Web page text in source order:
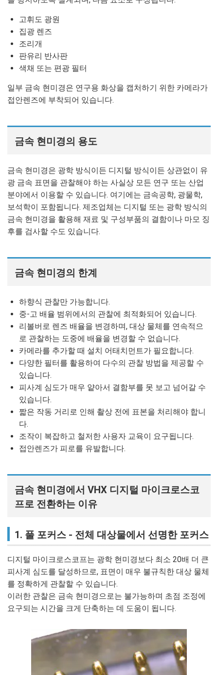
고휘도 광원
집광 렌즈
조리개
판유리 반사판
색채 또는 편광 필터
일부 금속 현미경은 연구용 화상을 캡처하기 위한 카메라가
접안렌즈에 부착되어 있습니다.
금속 현미경의 용도
금속 현미경은 광학 방식이든 디지털 방식이든 상관없이 유
광 금속 표면을 관찰해야 하는 사실상 모든 연구 또는 산업
분야에서 이용할 수 있습니다. 여기에는 금속공학, 광물학,
보석학이 포함됩니다. 제조업체는 디지털 또는 광학 방식의
금속 현미경을 활용해 재료 및 구성부품의 결함이나 마모 징
후를 검사할 수도 있습니다.
금속 현미경의 한계
하향식 관찰만 가능합니다.
중-고 배율 범위에서의 관찰에 최적화되어 있습니다.
리볼버로 렌즈 배율을 변경하며, 대상 물체를 연속적으
로 관찰하는 도중에 배율을 변경할 수 없습니다.
카메라를 추가할 때 설치 어태치먼트가 필요합니다.
다양한 필터를 활용하여 다수의 관찰 방법을 제공할 수
있습니다.
피사계 심도가 매우 얕아서 결함부를 못 보고 넘어갈 수
있습니다.
짧은 작동 거리로 인해 촬상 전에 표본을 처리해야 합니
다.
조작이 복잡하고 철저한 사용자 교육이 요구됩니다.
접안렌즈가 피로를 유발합니다.
금속 현미경에서 VHX 디지털 마이크로스코
프로 전환하는 이유
1. 풀 포커스 - 전체 대상물에서 선명한 포커스
디지털 마이크로스코프는 광학 현미경보다 최소 20배 더 큰
피사계 심도를 달성하므로, 표면이 매우 불규칙한 대상 물체
를 정확하게 관찰할 수 있습니다.
이러한 관찰은 금속 현미경으로는 불가능하며 초점 조정에
요구되는 시간을 크게 단축하는 데 도움이 됩니다.